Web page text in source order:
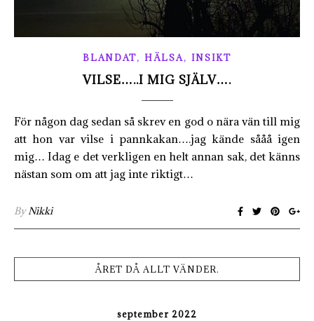
BLANDAT,HÄLSA, INSIKT
VILSE…..I MIG SJÄLV….
För någon dag sedan så skrev en god o nära vän till mig
att hon var vilse i pannkakan….jag kände sååå igen
mig… Idag e det verkligen en helt annan sak, det känns
nästan som om att jag inte riktigt…
ByNikki
ÅRET DÅ ALLT VÄNDER.
september 2022